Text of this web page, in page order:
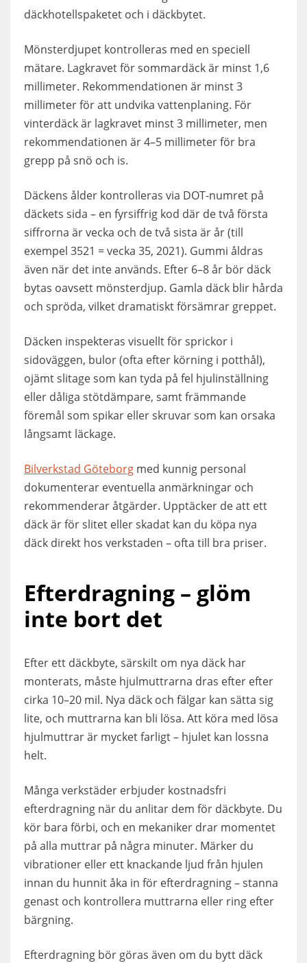
däckhotellspaketet och i däckbytet.
Mönsterdjupet kontrolleras med en speciell
mätare. Lagkravet för sommardäck är minst 1,6
millimeter. Rekommendationen är minst 3
millimeter för att undvika vattenplaning. För
vinterdäck är lagkravet minst 3 millimeter, men
rekommendationen är 4–5 millimeter för bra
grepp på snö och is.
Däckens ålder kontrolleras via DOT-numret på
däckets sida – en fyrsiffrig kod där de två första
siffrorna är vecka och de två sista är år (till
exempel 3521 = vecka 35, 2021). Gummi åldras
även när det inte används. Efter 6–8 år bör däck
bytas oavsett mönsterdjup. Gamla däck blir hårda
och spröda, vilket dramatiskt försämrar greppet.
Däcken inspekteras visuellt för sprickor i
sidoväggen, bulor (ofta efter körning i potthål),
ojämt slitage som kan tyda på fel hjulinställning
eller dåliga stötdämpare, samt främmande
föremål som spikar eller skruvar som kan orsaka
långsamt läckage.
Bilverkstad Göteborg med kunnig personal
dokumenterar eventuella anmärkningar och
rekommenderar åtgärder. Upptäcker de att ett
däck är för slitet eller skadat kan du köpa nya
däck direkt hos verkstaden – ofta till bra priser.
Efterdragning – glöm
inte bort det
Efter ett däckbyte, särskilt om nya däck har
monterats, måste hjulmuttrarna dras efter efter
cirka 10–20 mil. Nya däck och fälgar kan sätta sig
lite, och muttrarna kan bli lösa. Att köra med lösa
hjulmuttrar är mycket farligt – hjulet kan lossna
helt.
Många verkstäder erbjuder kostnadsfri
efterdragning när du anlitar dem för däckbyte. Du
kör bara förbi, och en mekaniker drar momentet
på alla muttrar på några minuter. Märker du
vibrationer eller ett knackande ljud från hjulen
innan du hunnit åka in för efterdragning – stanna
genast och kontrollera muttrarna eller ring efter
bärgning.
Efterdragning bör göras även om du bytt däck